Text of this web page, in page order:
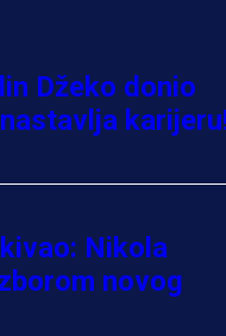
Džeko donio
Nikola
novog